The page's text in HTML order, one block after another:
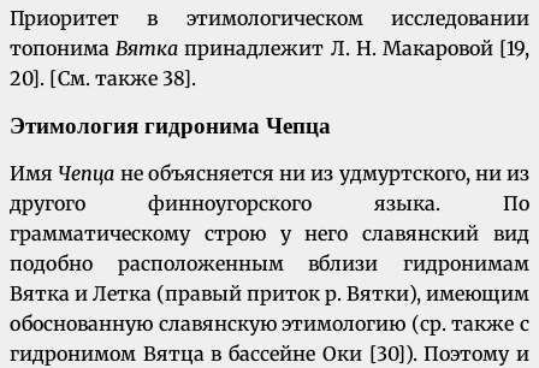
Приоритет в этимологическом исследовании
топонимаВяткапринадлежит Л. Н. Макаровой [19,
20]. [См. также 38].
Этимология гидронима Чепца
Имя Чепца не объясняется ни из удмуртского, ни из
другого финноугорского языка. По
грамматическому строю у него славянский вид
подобно расположенным вблизи гидронимам
Вятка и Летка (правый приток р. Вятки), имеющим
обоснованную славянскую этимологию (ср. также с
гидронимом Вятца в бассейне Оки [30]). Поэтому и